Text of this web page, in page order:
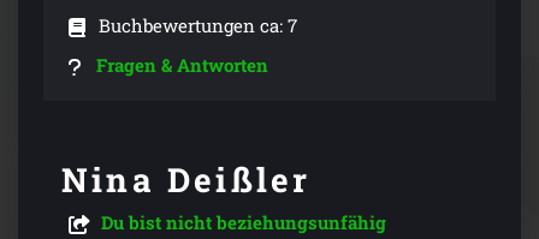
Buchbewertungen ca: 7
Fragen & Antworten
Nina Deißler
Du bist nicht beziehungsunfähig